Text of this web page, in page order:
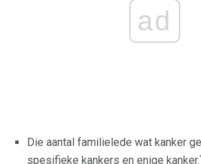
ad
Die aantal familielede wat kanker
spesifieke kankers en enige